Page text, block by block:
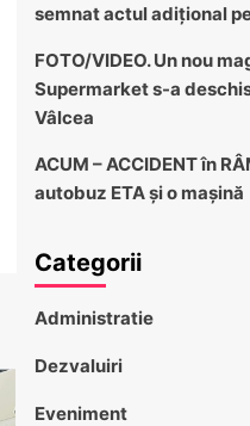
semnat actul adițional
FOTO/VIDEO. Un nou
Supermarket s-a
Vâlcea
ACUM – ACCIDENT în
autobuz ETA și o mașină
Categorii
Administratie
Dezvaluiri
Eveniment